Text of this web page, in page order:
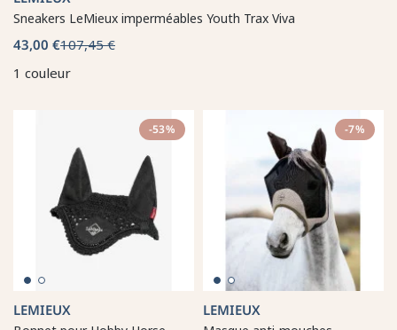
Sneakers LeMieux imperméables Youth Trax Viva
43,00 €107,45 €
1 couleur
-53%
LEMIEUX
-7%
LEMIEUX